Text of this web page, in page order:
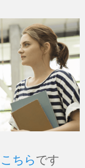
こちらです